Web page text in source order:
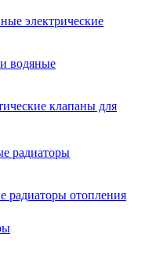
электрические
водяные
клапаны для
радиаторы
радиаторы отопления